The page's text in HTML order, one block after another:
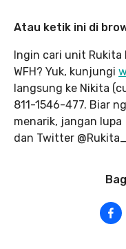
Atau ketik ini di
Ingin cari unit
WFH? Yuk, kunjungi
langsung ke Nikita
811-1546-477. Biar
menarik, jangan lupa
dan Twitter